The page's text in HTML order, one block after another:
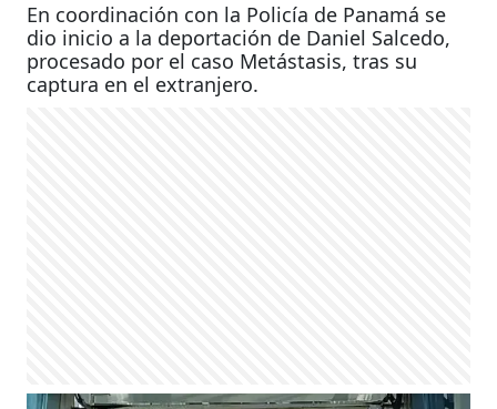
En coordinación con la Policía de Panamá se
dio inicio a la deportación de Daniel Salcedo,
procesado por el caso Metástasis, tras su
captura en el extranjero.